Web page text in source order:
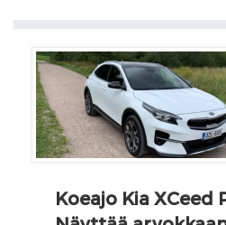
Koeajo Kia XCeed